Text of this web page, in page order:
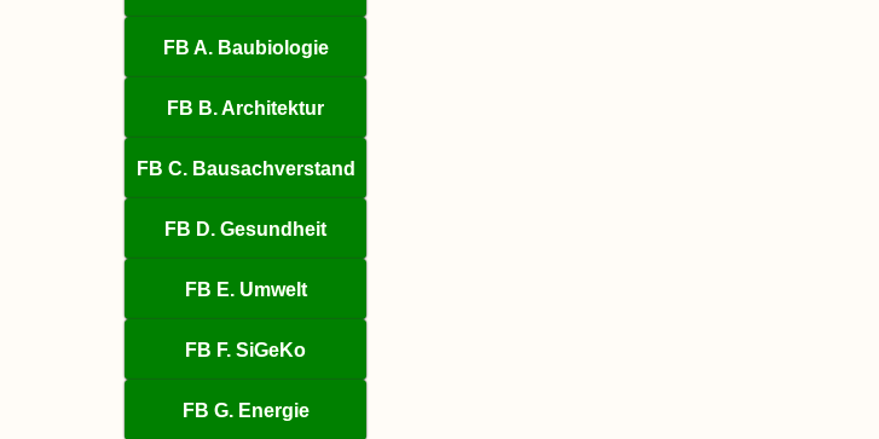
FB A. Baubiologie
FB B. Architektur
FB C. Bausachverstand
FB D. Gesundheit
FB E. Umwelt
FB F. SiGeKo
FB G. Energie